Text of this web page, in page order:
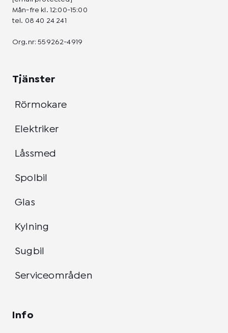
Mån-fre kl. 12:00-15:00
tel. 08 40 24 241
Org.nr: 559262-4919
Tjänster
Rörmokare
Elektriker
Låssmed
Spolbil
Glas
Kylning
Sugbil
Serviceområden
Info